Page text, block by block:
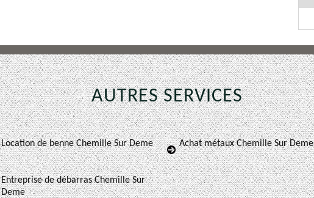
AUTRES SERVICES
Location de benne Chemille Sur Deme Achat métaux Chemille Sur Deme
Entreprise de débarras Chemille Sur
Deme